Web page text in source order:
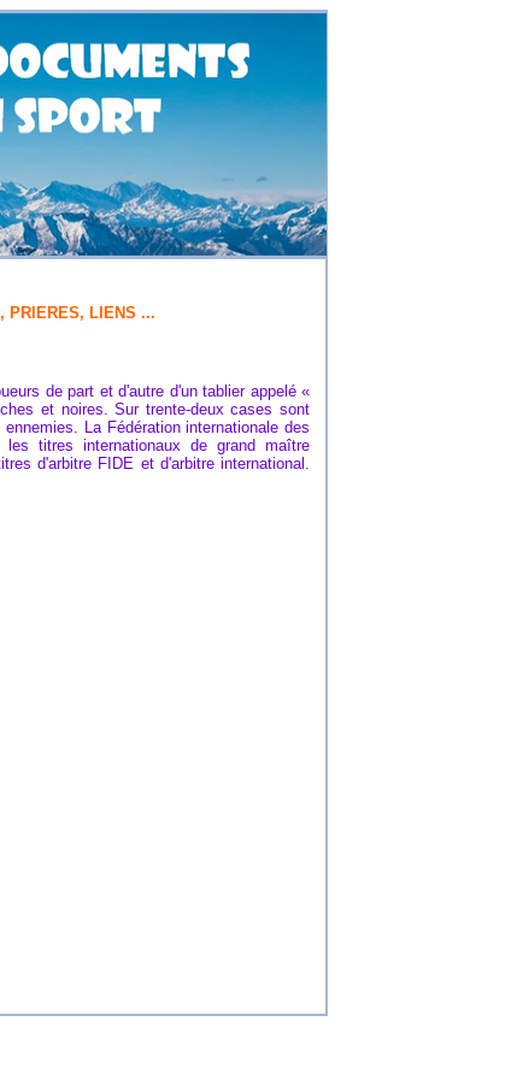
PRIERES, LIENS ...
de part et d'autre d'un tablier appelé «
et noires. Sur trente-deux cases sont
La Fédération internationale des
titres internationaux de grand maître
d'arbitre FIDE et d'arbitre international.